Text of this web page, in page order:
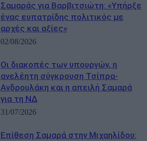
Σαμαράς για Βαρβιτσιώτη: «Υπήρξε
ένας ευπατρίδης πολιτικός με
αρχές και αξίες»
02/08/2026
Οι διακοπές των υπουργών, η
ανελέητη σύγκρουση Τσίπρα-
Ανδρουλάκη και η απειλή Σαμαρά
για τη ΝΔ
31/07/2026
Eπίθεση Σαμαρά στην Μιχαηλίδου: